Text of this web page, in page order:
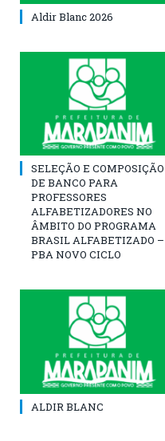
Aldir Blanc 2026
SELEÇÃO E COMPOSIÇÃO
DE BANCO PARA
PROFESSORES
ALFABETIZADORES NO
ÂMBITO DO PROGRAMA
BRASIL ALFABETIZADO –
PBA NOVO CICLO
ALDIR BLANC